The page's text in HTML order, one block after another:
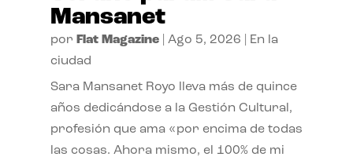
Mansanet
por Flat Magazine| Ago 5, 2026
En la
ciudad
Sara Mansanet Royo lleva más de quince
años dedicándose a la Gestión Cultural,
profesión que ama «por encima de todas
las cosas. Ahora mismo, el 100% de mi